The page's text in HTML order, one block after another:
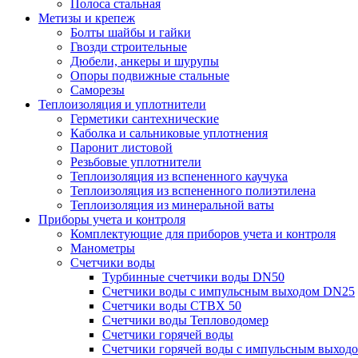
Полоса стальная
Метизы и крепеж
Болты шайбы и гайки
Гвозди строительные
Дюбели, анкеры и шурупы
Опоры подвижные стальные
Саморезы
Теплоизоляция и уплотнители
Герметики сантехнические
Каболка и сальниковые уплотнения
Паронит листовой
Резьбовые уплотнители
Теплоизоляция из вспененного каучука
Теплоизоляция из вспененного полиэтилена
Теплоизоляция из минеральной ваты
Приборы учета и контроля
Комплектующие для приборов учета и контроля
Манометры
Счетчики воды
Турбинные счетчики воды DN50
Счетчики воды с импульсным выходом DN25
Счетчики воды СТВХ 50
Счетчики воды Тепловодомер
Счетчики горячей воды
Счетчики горячей воды с импульсным